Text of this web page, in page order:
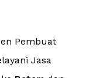
Pembuat
Jasa